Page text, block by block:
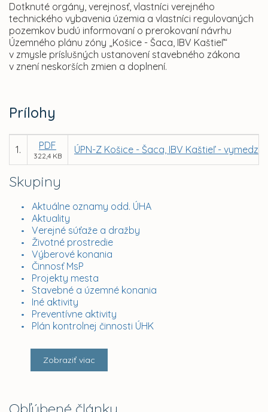
Skupiny
Aktuálne oznamy odd. ÚHA
Aktuality
Verejné súťaže a dražby
Životné prostredie
Výberové konania
Činnosť MsP
Projekty mesta
Stavebné a územné konania
Iné aktivity
Preventívne aktivity
Plán kontrolnej činnosti ÚHK
Zobraziť viac
Dotknuté orgány, verejnosť, vlastníci verejného
technického vybavenia územia a vlastníci regulovaných
pozemkov budú informovaní o prerokovaní návrhu
Územného plánu zóny „Košice - Šaca, IBV Kaštieľ“
v zmysle príslušných ustanovení stavebného zákona
v znení neskorších zmien a doplnení.
Prílohy
1. PDF
322,4 KB
ÚPN-Z Košice - Šaca, IBV Kaštieľ -